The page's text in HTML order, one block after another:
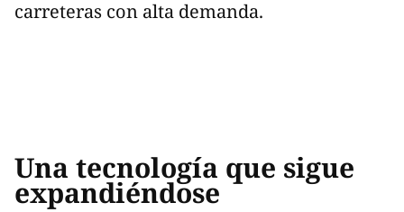
carreteras con alta demanda.
Una tecnología que sigue
expandiéndose